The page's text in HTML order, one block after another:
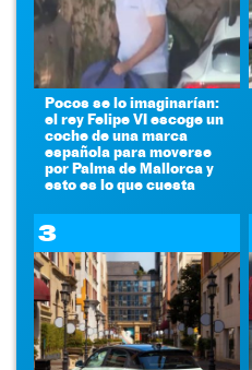
Pocos se lo imaginarían:
el rey Felipe VI escoge un
coche de una marca
española para moverse
por Palma de Mallorca y
esto es lo que cuesta
3